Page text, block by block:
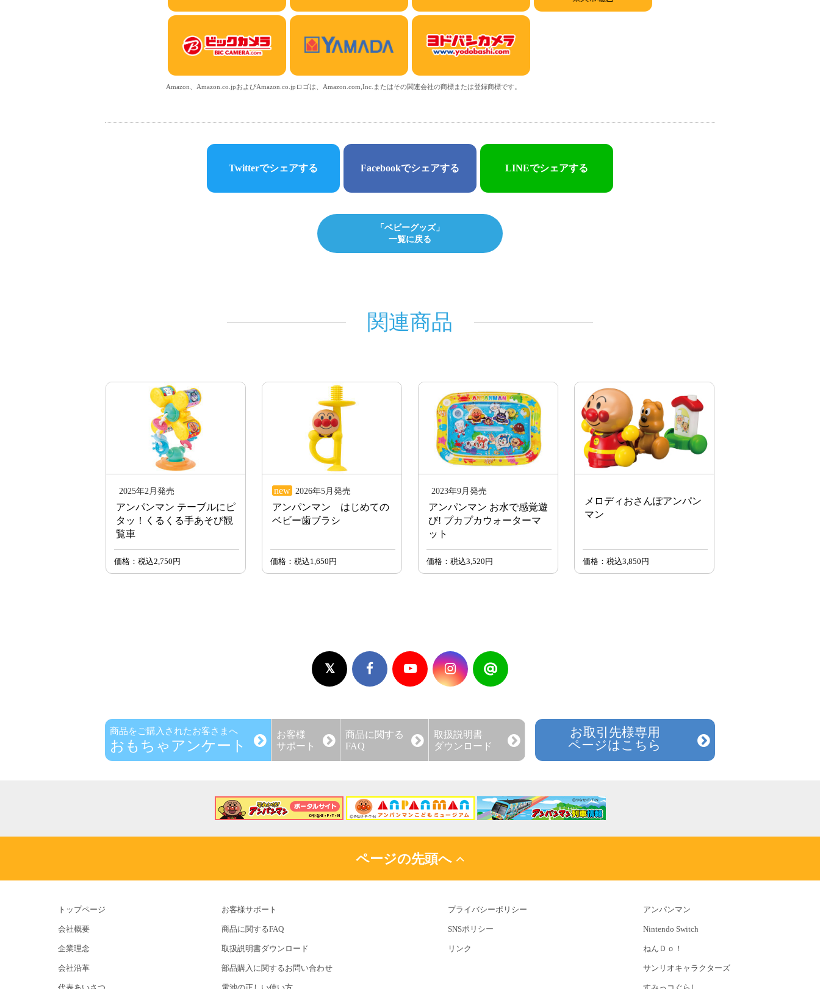
Amazon、Amazon.co.jpおよびAmazon.co.jpロゴは、Amazon.com,Inc.またはその関連会社の商標または登録商標です。
Twitterでシェアする Facebookでシェアする LINEでシェアする
「ベビーグッズ」
一覧に戻る
関連商品
2025年2月発売
アンパンマン テーブルにピ
タッ！くるくる手あそび観
覧車
価格：税込2,750円
new 2026年5月発売
アンパンマン はじめての
ベビー歯ブラシ
価格：税込1,650円
2023年9月発売
アンパンマン お水で感覚遊
び! プカプカウォーターマ
ット
価格：税込3,520円
メロディおさんぽアンパン
マン
価格：税込3,850円
商品をご購入されたお客さまへ
おもちゃアンケート
お客様
サポート
商品に関する
FAQ
取扱説明書
ダウンロード
お取引先様専用
ページはこちら
ページの先頭へ
トップページ
会社概要
企業理念
会社沿革
お客様サポート
商品に関するFAQ
取扱説明書ダウンロード
部品購入に関するお問い合わせ
プライバシーポリシー
SNSポリシー
リンク
アンパンマン
Nintendo Switch
ねんＤｏ！
サンリオキャラクターズ